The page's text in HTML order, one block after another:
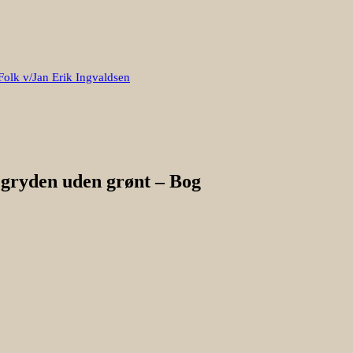
v/Jan Erik Ingvaldsen
uden grønt – Bog